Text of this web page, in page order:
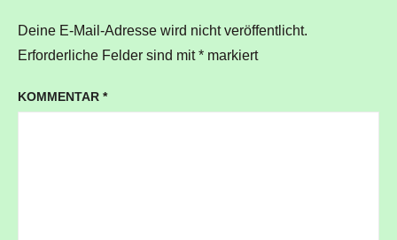
Deine E-Mail-Adresse wird nicht veröffentlicht.
Erforderliche Felder sind mit* markiert
KOMMENTAR *